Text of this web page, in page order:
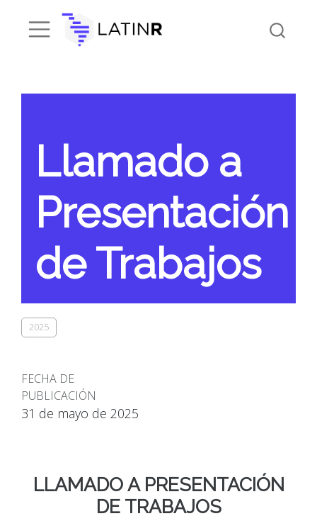
Llamado a
Presentación
de Trabajos
2025
FECHA DE
PUBLICACIÓN
31 de mayo de 2025
LLAMADO A PRESENTACIÓN
DE TRABAJOS